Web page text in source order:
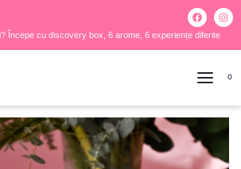
Începe cu discovery box, 6 arome, 6 experiențe diferite
0